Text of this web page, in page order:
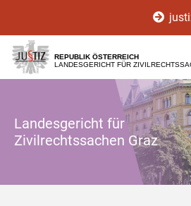
[1]
[2]
[3]
REPUBLIK ÖSTERREICH
LANDESGERICHT FÜR
Landesgericht für
Zivilrechtssachen Graz